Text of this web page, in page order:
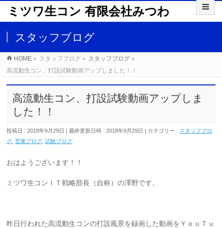
ミツワ生コン 有限会社みつわ
スタッフブログ
HOME » スタッフブログ » スタッフブログ »
高流動生コン、打設試験動画アップしました！！
高流動生コン、打設試験動画アップしま
した！！
投稿日 : 2018年9月29日 最終更新日時 : 2018年9月29日 カテゴリー : スタッフブロ
グ ,営業ブログ ,試験ブログ
おはようございます！！
ミツワ生コンＩＴ戦略部長（自称）の澤野です。
昨日行われた高流動生コンの打設風景を録画した動画をＹｏｕＴｕ